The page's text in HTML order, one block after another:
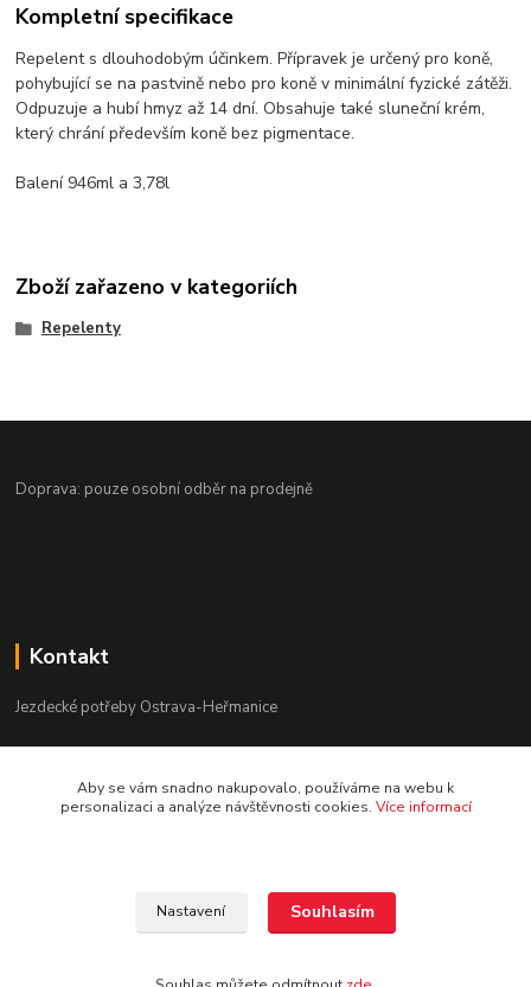
Kompletní specifikace
Repelent s dlouhodobým účinkem. Přípravek je určený pro koně,
pohybující se na pastvině nebo pro koně v minimální fyzické zátěži.
Odpuzuje a hubí hmyz až 14 dní. Obsahuje také sluneční krém,
který chrání především koně bez pigmentace.
Balení 946ml a 3,78l
Zboží zařazeno v kategoriích
Repelenty
Doprava: pouze osobní odběr na prodejně
Kontakt
Jezdecké potřeby Ostrava-Heřmanice
Po-Pá 9:30 - 17:30
Aby se vám snadno nakupovalo, používáme na webu k
personalizaci a analýze návštěvnosti cookies. Více informací
Nastavení Souhlasím